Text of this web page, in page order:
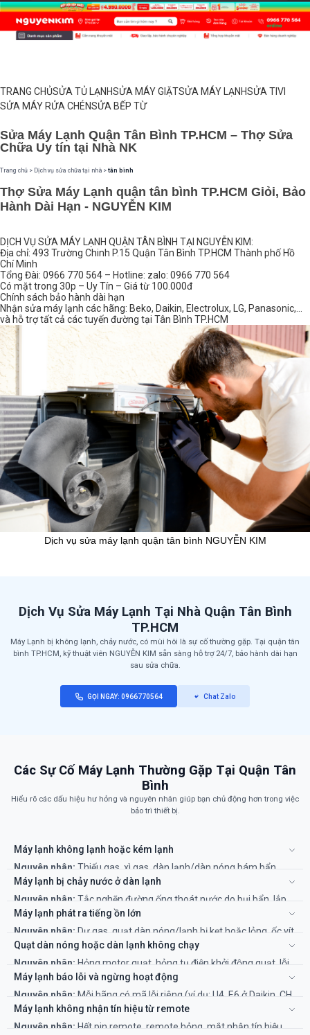
TRANG CHỦSỬA TỦ LẠNHSỬA MÁY GIẶTSỬA MÁY LẠNHSỬA TIVI
SỬA MÁY RỬA CHÉNSỬA BẾP TỪ
Sửa Máy Lạnh Quận Tân Bình TP.HCM – Thợ Sửa
Chữa Uy tín tại Nhà NK
Trang chủ > Dịch vụ sửa chữa tại nhà > tân bình
Thợ Sửa Máy Lạnh quận tân bình TP.HCM Giỏi, Bảo
Hành Dài Hạn - NGUYỄN KIM
DỊCH VỤ SỬA MÁY LẠNH QUẬN TÂN BÌNH TẠI NGUYỄN KIM:
Địa chỉ: 493 Trường Chinh P.15 Quận Tân Bình TP.HCM Thành phố Hồ
Chí Minh
Tổng Đài: 0966 770 564 – Hotline: zalo: 0966 770 564
Có mặt trong 30p – Uy Tín – Giá từ 100.000đ
Chính sách bảo hành dài hạn
Nhận sửa máy lạnh các hãng: Beko, Daikin, Electrolux, LG, Panasonic,…
và hỗ trợ tất cả các tuyến đường tại Tân Bình TP.HCM
Dịch vụ sửa máy lạnh quận tân bình NGUYỄN KIM
Dịch Vụ Sửa Máy Lạnh Tại Nhà Quận Tân Bình
TP.HCM
Máy Lạnh bị không lạnh, chảy nước, có mùi hôi là sự cố thường gặp. Tại quận tân
bình TP.HCM, kỹ thuật viên NGUYỄN KIM sẵn sàng hỗ trợ 24/7, bảo hành dài hạn
sau sửa chữa.
GỌI NGAY: 0966770564 Chat Zalo
Các Sự Cố Máy Lạnh Thường Gặp Tại Quận Tân
Bình
Hiểu rõ các dấu hiệu hư hỏng và nguyên nhân giúp bạn chủ động hơn trong việc
bảo trì thiết bị.
Máy lạnh không lạnh hoặc kém lạnh
Nguyên nhân: Thiếu gas, xì gas, dàn lạnh/dàn nóng bám bẩn,
hỏng tụ điện, hỏng block (máy nén).
Khắc phục: Cần vệ sinh máy lạnh định kỳ. Các lỗi về gas, tụ, block
cần thợ chuyên nghiệp kiểm tra và xử lý.
Máy lạnh bị chảy nước ở dàn lạnh
Nguyên nhân: Tắc nghẽn đường ống thoát nước do bụi bẩn, lắp
đặt không đúng kỹ thuật, dàn lạnh bám tuyết.
Khắc phục:
Vệ sinh máng nước và thông đường ống thoát. Nếu
do lắp đặt sai, cần kỹ thuật viên chỉnh lại.
Máy lạnh phát ra tiếng ồn lớn
Nguyên nhân: Dư gas, quạt dàn nóng/lạnh bị kẹt hoặc lỏng, ốc vít
bị lỏng, máy nén bị hỏng.
Khắc phục:
Cần kỹ thuật viên kiểm tra và siết lại ốc vít, cân bằng
lại quạt hoặc kiểm tra máy nén.
Quạt dàn nóng hoặc dàn lạnh không chạy
Nguyên nhân: Hỏng motor quạt, hỏng tụ điện khởi động quạt, lỗi
bo mạch điều khiển.
Khắc phục:
Đây là lỗi phức tạp cần thợ có chuyên môn kiểm tra
và thay thế linh kiện.
Máy lạnh báo lỗi và ngừng hoạt động
Nguyên nhân: Mỗi hãng có mã lỗi riêng (ví dụ: U4, E6 ở Daikin, CH
ở LG) chỉ các vấn đề cụ thể về cảm biến, bo mạch, áp suất gas.
Khắc phục:
Cần tra mã lỗi và gọi thợ có kinh nghiệm để xử lý đúng
cách.
Máy lạnh không nhận tín hiệu từ remote
Nguyên nhân: Hết pin remote, remote hỏng, mắt nhận tín hiệu